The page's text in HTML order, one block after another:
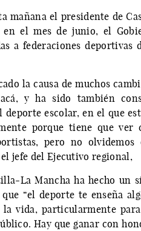
mañana el presidente de
en el mes de junio, el
a federaciones deportivas
la causa de muchos
y ha sido también
escolar, en el que
porque tiene que
pero no
jefe del Ejecutivo regional,
La Mancha ha hecho
“el deporte te enseña
la vida, particularmente
Hay que ganar con